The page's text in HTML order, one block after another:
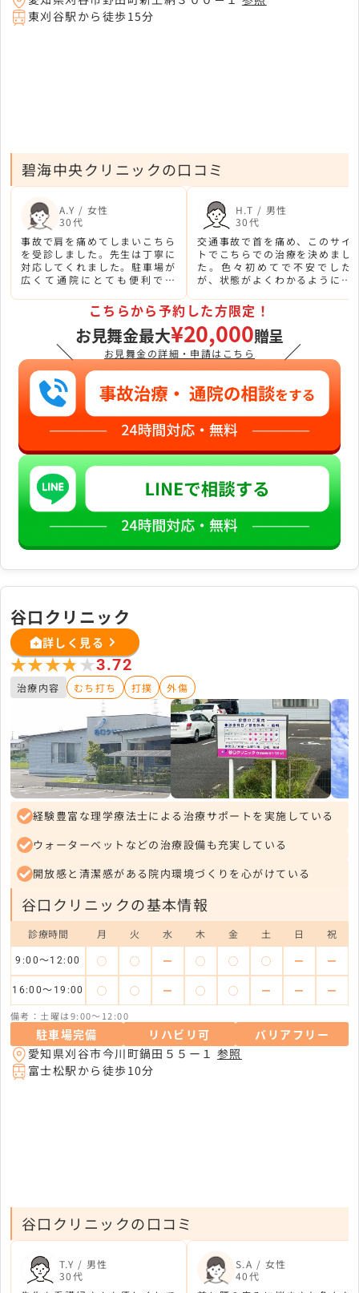
東刈谷駅から徒歩15分
碧海中央クリニックの口コミ
A.Y / 女性
30代
事故で肩を痛めてしまいこちら
を受診しました。先生は丁寧に
対応してくれました。駐車場が
広くて通院にとても便利でし
H.T / 男性
30代
交通事故で首を痛め、このサイ
トでこちらでの治療を決めまし
た。色々初めてで不安でした
が、状態がよくわかるように説
た。
＼
こちらから予約した方限定！
お見舞金最大¥20,000贈呈
お見舞金の詳細・申請はこちら ／
谷口クリニック
詳しく見る
★★★★★
★★★★★3.72
治療内容 むち打ち 打撲 外傷
経験豊富な理学療法士による治療サポートを実施している
ウォーターベットなどの治療設備も充実している
開放感と清潔感がある院内環境づくりを心がけている
谷口クリニックの基本情報
診療時間 月 火 水 木 金 土 日 祝
9:00～12:00 ◯ ◯ ー ◯ ◯ ◯ ー ー
16:00～19:00 ◯ ◯ ー ◯ ◯ ー ー ー
備考：土曜は9:00～12:00
駐車場完備 リハビリ可
バリアフリー
愛知県刈谷市今川町鍋田５５ー１参照
富士松駅から徒歩10分
谷口クリニックの口コミ
T.Y / 男性
30代
S.A / 女性
40代